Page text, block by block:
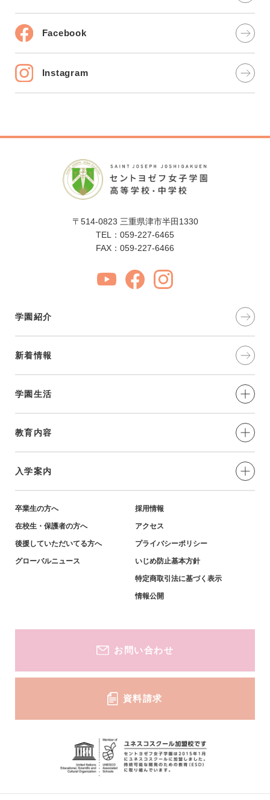
Facebook
Instagram
〒514-0823 三重県津市半田1330
TEL：059-227-6465
FAX：059-227-6466
学園紹介
新着情報
学園生活
制服・年間⾏事
部活動
学習環境
教育内容
愛と奉仕の実践
教育の特色
英語教育・姉妹校紹介
入学案内
小学生対象-説明会・イベント
小学生対象-募集要項・資料
卒業生の方へ
在校生・保護者の方へ
後援していただいてる方へ
グローバルニュース
採用情報
アクセス
プライバシーポリシー
いじめ防止基本方針
特定商取引法に基づく表示
情報公開
お問い合わせ
資料請求